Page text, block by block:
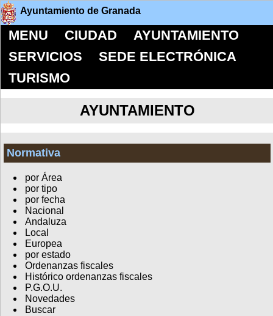
Ayuntamiento de Granada
MENU CIUDAD
AYUNTAMIENTO
SERVICIOS
SEDE ELECTRÓNICA
TURISMO
AYUNTAMIENTO
Normativa
por Área
por tipo
por fecha
Nacional
Andaluza
Local
Europea
por estado
Ordenanzas fiscales
Histórico ordenanzas fiscales
P.G.O.U.
Novedades
Buscar